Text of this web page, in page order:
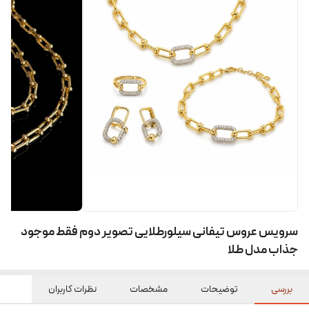
سرویس عروس تیفانی سیلورطلایی تصویر دوم فقط موجود
جذاب مدل طلا
بررسی توضیحات مشخصات نظرات کاربران